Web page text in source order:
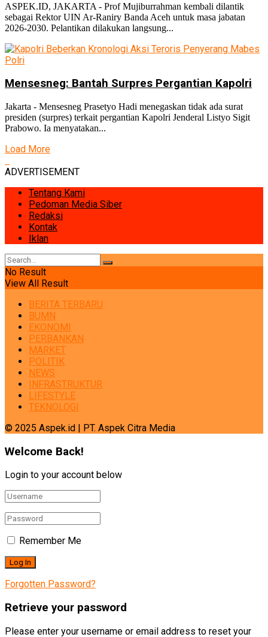
ASPEK.ID, JAKARTA - Prof Mujiburrahman kembali dilantik
sebagai Rektor UIN Ar-Raniry Banda Aceh untuk masa jabatan
2026-2030. Pelantikan dilakukan langsung...
Mensesneg: Bantah Surpres Pergantian Kapolri
Jakarta - Mensesneg Prasetyo Hadi menegaskan tidak ada surat
presiden (surpres) terkait pergantian Kapolri Jenderal Listyo Sigit
Prabowo. Ia menyatakan...
Load More
ADVERTISEMENT
Tentang Kami
Pedoman Media Siber
Redaksi
Kontak
Iklan
No Result
View All Result
BERITA TERBARU
BUMN
EKONOMI
PERBANKAN
MARKET
POLITIK
NEWS
INFRASTRUKTUR
LIFESTYLE
TEKNOLOGI
© 2025 Aspek.id | PT. Aspek Citra Media
Welcome Back!
Login to your account below
Remember Me
Forgotten Password?
Retrieve your password
Please enter your username or email address to reset your